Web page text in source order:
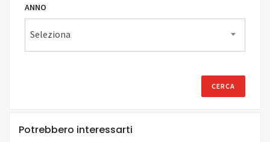
ANNO
Seleziona
Potrebbero interessarti